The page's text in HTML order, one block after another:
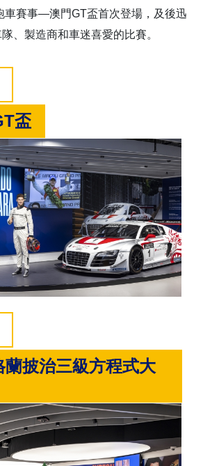
車賽事—澳門GT盃首次登場，及後迅
、製造商和車迷喜愛的比賽。
盃
蘭披治三級方程式大